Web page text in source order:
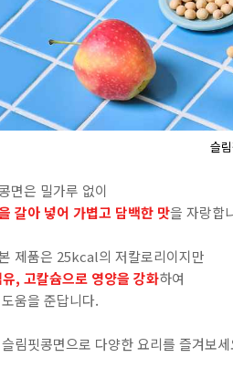
슬
면은 밀가루 없이
갈아 넣어 가볍고 담백한 맛을 자랑합
제품은 25kcal의 저칼로리이지만
, 고칼슘으로 영양을 강화하여
움을 준답니다.
림핏콩면으로 다양한 요리를 즐겨보세